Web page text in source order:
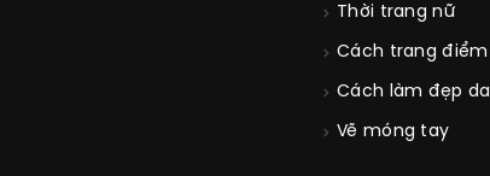
Thời trang nữ
Cách trang điểm
Cách làm đẹp da
Vẽ móng tay